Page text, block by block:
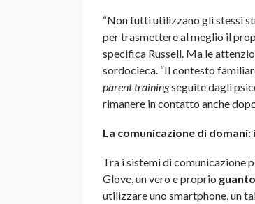
“Non tutti utilizzano gli stessi
per trasmettere al meglio il
specifica Russell. Ma le
sordocieca. “Il contesto
parent trainingseguite dagli
rimanere in contatto anche
La comunicazione di
Tra i sistemi di comunicazione
Glove, un vero e proprio
utilizzare uno smartphone, un